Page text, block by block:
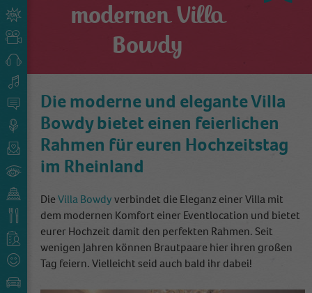
modernen Villa
Bowdy
Die moderne und elegante Villa
Bowdy bietet einen feierlichen
Rahmen für euren Hochzeitstag
im Rheinland
DieVilla Bowdyverbindet die Eleganz einer Villa mit
dem modernen Komfort einer Eventlocation und bietet
eurer Hochzeit damit den perfekten Rahmen. Seit
wenigen Jahren können Brautpaare hier ihren großen
Tag feiern. Vielleicht seid auch bald ihr dabei!